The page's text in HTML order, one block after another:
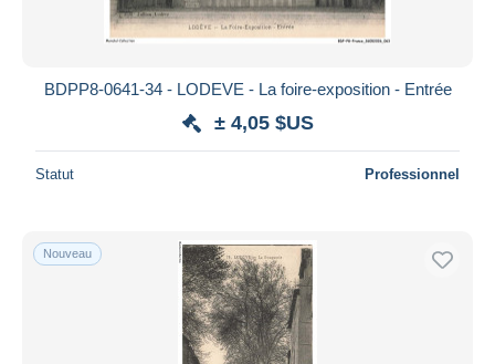
BDPP8-0641-34 - LODEVE - La foire-exposition - Entrée
± 4,05 $US
Statut Professionnel
Nouveau